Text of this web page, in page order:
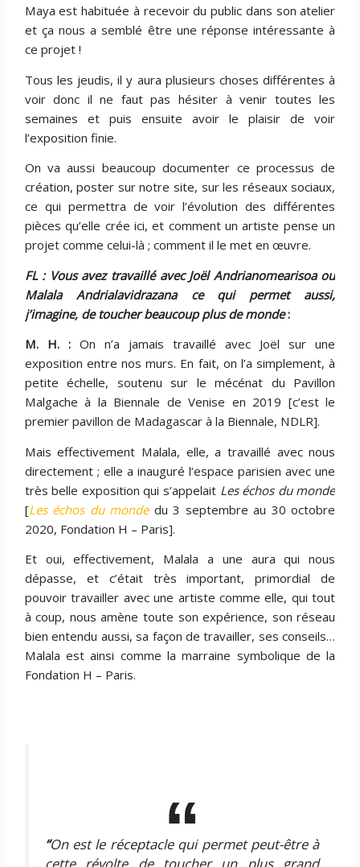
Maya est habituée à recevoir du public dans son atelier
et ça nous a semblé être une réponse intéressante à
ce projet !
Tous les jeudis, il y aura plusieurs choses différentes à
voir donc il ne faut pas hésiter à venir toutes les
semaines et puis ensuite avoir le plaisir de voir
l’exposition finie.
On va aussi beaucoup documenter ce processus de
création, poster sur notre site, sur les réseaux sociaux,
ce qui permettra de voir l’évolution des différentes
pièces qu’elle crée ici, et comment un artiste pense un
projet comme celui-là ; comment il le met en œuvre.
FL : Vous avez travaillé avec Joël Andrianomearisoa ou
Malala Andrialavidrazana ce qui permet aussi,
j’imagine, de toucher beaucoup plus de monde:
M. H. : On n’a jamais travaillé avec Joël sur une
exposition entre nos murs. En fait, on l’a simplement, à
petite échelle, soutenu sur le mécénat du Pavillon
Malgache à la Biennale de Venise en 2019 [c’est le
premier pavillon de Madagascar à la Biennale, NDLR].
Mais effectivement Malala, elle, a travaillé avec nous
directement ; elle a inauguré l’espace parisien avec une
très belle exposition qui s’appelait Les échos du monde
[Les échos du mondedu 3 septembre au 30 octobre
2020, Fondation H – Paris].
Et oui, effectivement, Malala a une aura qui nous
dépasse, et c’était très important, primordial de
pouvoir travailler avec une artiste comme elle, qui tout
à coup, nous amène toute son expérience, son réseau
bien entendu aussi, sa façon de travailler, ses conseils…
Malala est ainsi comme la marraine symbolique de la
Fondation H – Paris.
“On est le réceptacle qui permet peut-être à